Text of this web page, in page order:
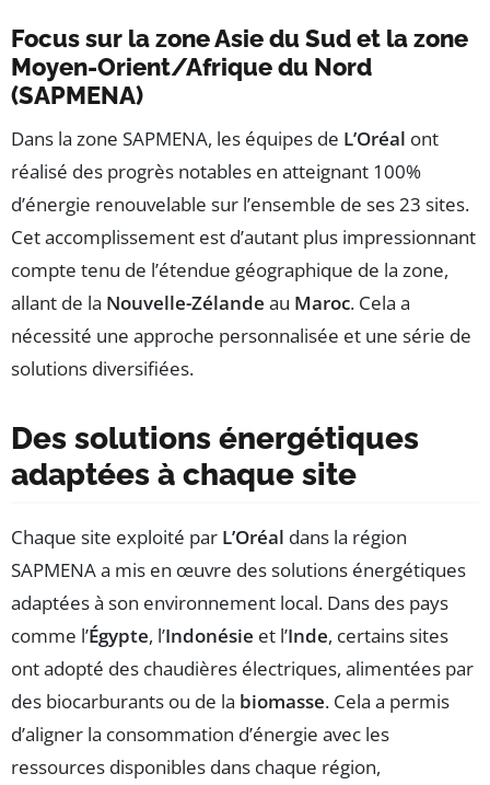
Focus sur la zone Asie du Sud et la zone
Moyen-Orient/Afrique du Nord
(SAPMENA)
Dans la zone SAPMENA, les équipes de L’Oréal ont
réalisé des progrès notables en atteignant 100%
d’énergie renouvelable sur l’ensemble de ses 23 sites.
Cet accomplissement est d’autant plus impressionnant
compte tenu de l’étendue géographique de la zone,
allant de la Nouvelle-Zélande au Maroc. Cela a
nécessité une approche personnalisée et une série de
solutions diversifiées.
Des solutions énergétiques
adaptées à chaque site
Chaque site exploité par L’Oréal dans la région
SAPMENA a mis en œuvre des solutions énergétiques
adaptées à son environnement local. Dans des pays
comme l’Égypte, l’Indonésie et l’Inde, certains sites
ont adopté des chaudières électriques, alimentées par
des biocarburants ou de la biomasse. Cela a permis
d’aligner la consommation d’énergie avec les
ressources disponibles dans chaque région,